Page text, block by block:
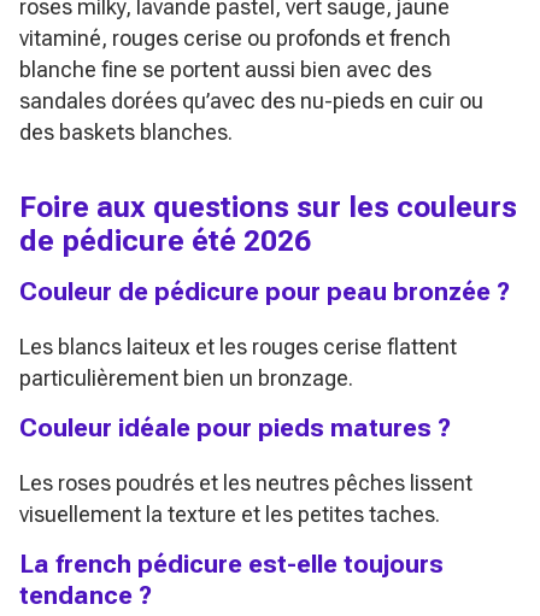
roses milky, lavande pastel, vert sauge, jaune
vitaminé, rouges cerise ou profonds et french
blanche fine se portent aussi bien avec des
sandales dorées qu’avec des nu-pieds en cuir ou
des baskets blanches.
Foire aux questions sur les couleurs
de pédicure été 2026
Couleur de pédicure pour peau bronzée ?
Les blancs laiteux et les rouges cerise flattent
particulièrement bien un bronzage.
Couleur idéale pour pieds matures ?
Les roses poudrés et les neutres pêches lissent
visuellement la texture et les petites taches.
La french pédicure est-elle toujours
tendance ?